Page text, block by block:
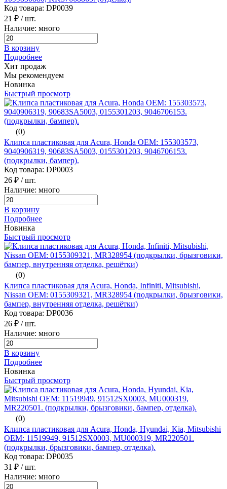
Код товара: DP0039
21 ₽ / шт.
Наличие: много
В корзину
Подробнее
Хит продаж
Мы рекомендуем
Новинка
Быстрый просмотр
(0)
Клипса пластиковая для Acura, Honda ОЕМ: 155303573,
9040906319, 90683SA5003, 0155301203, 9046706153.
(подкрылки, бампер).
Код товара: DP0003
26 ₽ / шт.
Наличие: много
В корзину
Подробнее
Новинка
Быстрый просмотр
(0)
Клипса пластиковая для Acura, Honda, Infiniti, Mitsubishi,
Nissan ОЕМ: 0155309321, MR328954 (подкрылки, брызговики,
бампер, внутренняя отделка, решётки)
Код товара: DP0036
26 ₽ / шт.
Наличие: много
В корзину
Подробнее
Новинка
Быстрый просмотр
(0)
Клипса пластиковая для Acura, Honda, Hyundai, Kia, Mitsubishi
ОЕМ: 11519949, 91512SX0003, MU000319, MR220501.
(подкрылки, брызговики, бампер, отделка).
Код товара: DP0035
31 ₽ / шт.
Наличие: много